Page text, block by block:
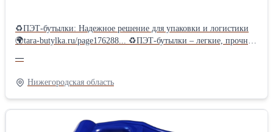
♻ПЭТ-бутылки: Надежное решение для упаковки и логистики
🌍tara-butylka.ru/page176288... ♻ПЭТ-бутылки – легкие, прочные
сертифицированное сырье, гарантируя высокое качество нашей
продукции. 👉Наши бутылки пригодны для вторичной
переработки. Бутылки могут быть различной формы и объёма
(от 0,5 л до 3х л), с различным диаметром горлышка ( 28 или 38
применения: Идеально подходят для розлива: молока, меда,
—
Нижегородская область